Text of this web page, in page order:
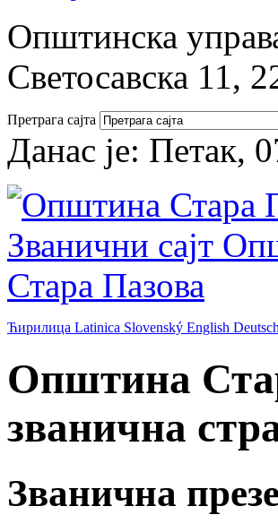
Општинска
Светосавска 11,
Претрага сајта
Данас је: Петак,
Ћирилица Latinica Slovenský English Deutsch
Општина
званична
Званична